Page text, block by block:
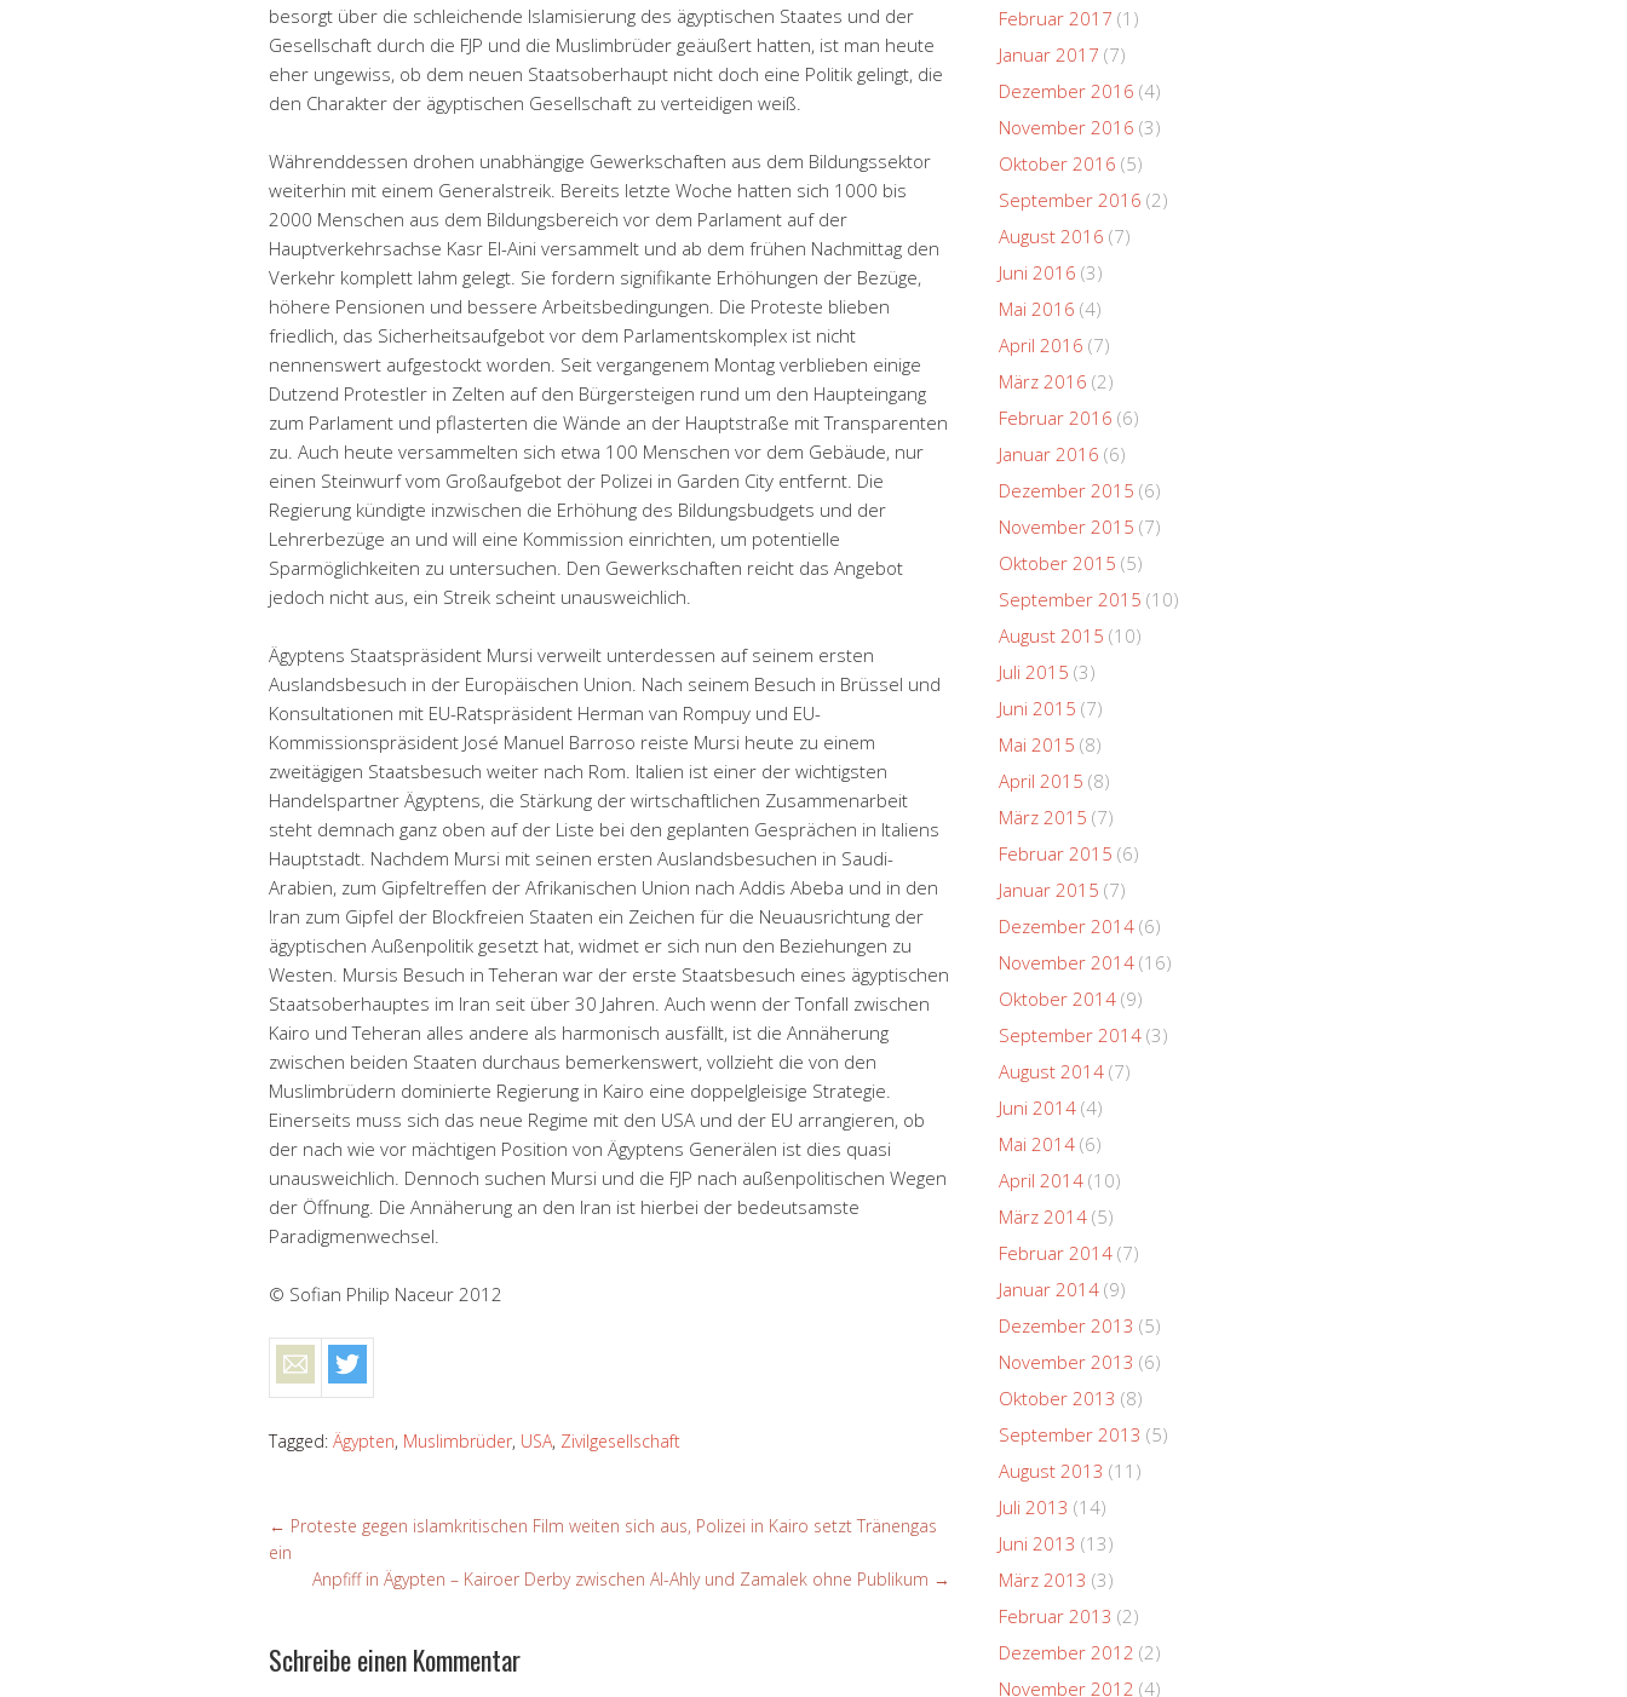
besorgt über die schleichende Islamisierung des ägyptischen Staates und der
Gesellschaft durch die FJP und die Muslimbrüder geäußert hatten, ist man heute
eher ungewiss, ob dem neuen Staatsoberhaupt nicht doch eine Politik gelingt, die
den Charakter der ägyptischen Gesellschaft zu verteidigen weiß.
Währenddessen drohen unabhängige Gewerkschaften aus dem Bildungssektor
weiterhin mit einem Generalstreik. Bereits letzte Woche hatten sich 1000 bis
2000 Menschen aus dem Bildungsbereich vor dem Parlament auf der
Hauptverkehrsachse Kasr El-Aini versammelt und ab dem frühen Nachmittag den
Verkehr komplett lahm gelegt. Sie fordern signifikante Erhöhungen der Bezüge,
höhere Pensionen und bessere Arbeitsbedingungen. Die Proteste blieben
friedlich, das Sicherheitsaufgebot vor dem Parlamentskomplex ist nicht
nennenswert aufgestockt worden. Seit vergangenem Montag verblieben einige
Dutzend Protestler in Zelten auf den Bürgersteigen rund um den Haupteingang
zum Parlament und pflasterten die Wände an der Hauptstraße mit Transparenten
zu. Auch heute versammelten sich etwa 100 Menschen vor dem Gebäude, nur
einen Steinwurf vom Großaufgebot der Polizei in Garden City entfernt. Die
Regierung kündigte inzwischen die Erhöhung des Bildungsbudgets und der
Lehrerbezüge an und will eine Kommission einrichten, um potentielle
Sparmöglichkeiten zu untersuchen. Den Gewerkschaften reicht das Angebot
jedoch nicht aus, ein Streik scheint unausweichlich.
Ägyptens Staatspräsident Mursi verweilt unterdessen auf seinem ersten
Auslandsbesuch in der Europäischen Union. Nach seinem Besuch in Brüssel und
Konsultationen mit EU-Ratspräsident Herman van Rompuy und EU-
Kommissionspräsident José Manuel Barroso reiste Mursi heute zu einem
zweitägigen Staatsbesuch weiter nach Rom. Italien ist einer der wichtigsten
Handelspartner Ägyptens, die Stärkung der wirtschaftlichen Zusammenarbeit
steht demnach ganz oben auf der Liste bei den geplanten Gesprächen in Italiens
Hauptstadt. Nachdem Mursi mit seinen ersten Auslandsbesuchen in Saudi-
Arabien, zum Gipfeltreffen der Afrikanischen Union nach Addis Abeba und in den
Iran zum Gipfel der Blockfreien Staaten ein Zeichen für die Neuausrichtung der
ägyptischen Außenpolitik gesetzt hat, widmet er sich nun den Beziehungen zu
Westen. Mursis Besuch in Teheran war der erste Staatsbesuch eines ägyptischen
Staatsoberhauptes im Iran seit über 30 Jahren. Auch wenn der Tonfall zwischen
Kairo und Teheran alles andere als harmonisch ausfällt, ist die Annäherung
zwischen beiden Staaten durchaus bemerkenswert, vollzieht die von den
Muslimbrüdern dominierte Regierung in Kairo eine doppelgleisige Strategie.
Einerseits muss sich das neue Regime mit den USA und der EU arrangieren, ob
der nach wie vor mächtigen Position von Ägyptens Generälen ist dies quasi
unausweichlich. Dennoch suchen Mursi und die FJP nach außenpolitischen Wegen
der Öffnung. Die Annäherung an den Iran ist hierbei der bedeutsamste
Paradigmenwechsel.
© Sofian Philip Naceur 2012
Tagged: Ägypten, Muslimbrüder, USA, Zivilgesellschaft
← Proteste gegen islamkritischen Film weiten sich aus, Polizei in Kairo setzt Tränengas
ein
Anpfiff in Ägypten – Kairoer Derby zwischen Al-Ahly und Zamalek ohne Publikum →
Schreibe einen Kommentar
Februar 2017 (1)
Januar 2017 (7)
Dezember 2016 (4)
November 2016 (3)
Oktober 2016 (5)
September 2016 (2)
August 2016 (7)
Juni 2016 (3)
Mai 2016 (4)
April 2016 (7)
März 2016 (2)
Februar 2016 (6)
Januar 2016 (6)
Dezember 2015 (6)
November 2015 (7)
Oktober 2015 (5)
September 2015 (10)
August 2015 (10)
Juli 2015 (3)
Juni 2015 (7)
Mai 2015 (8)
April 2015 (8)
März 2015 (7)
Februar 2015 (6)
Januar 2015 (7)
Dezember 2014 (6)
November 2014 (16)
Oktober 2014 (9)
September 2014 (3)
August 2014 (7)
Juni 2014 (4)
Mai 2014 (6)
April 2014 (10)
März 2014 (5)
Februar 2014 (7)
Januar 2014 (9)
Dezember 2013 (5)
November 2013 (6)
Oktober 2013 (8)
September 2013 (5)
August 2013 (11)
Juli 2013 (14)
Juni 2013 (13)
März 2013 (3)
Februar 2013 (2)
Dezember 2012 (2)
November 2012 (4)